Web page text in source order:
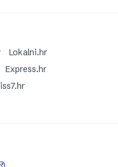
Lokalni.hr
Express.hr